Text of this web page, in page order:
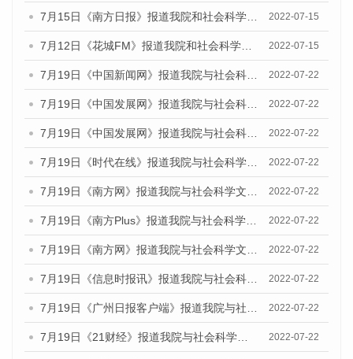
7月15日《南方日报》报道我院和社会科学文献出版社联合发布的《广州蓝皮书：广州数字经济发展报告（2022）》的媒体文章 2022-07-15
7月12日《花城FM》报道我院和社会科学文献出版社联合发布的《广州蓝皮书：广州数字经济发展报告（2022）》的媒体文章 2022-07-15
7月19日《中国新闻网》报道我院与社会科学文献出版社联合发布《广州蓝皮书：广州城乡融合发展报告(2022)》的媒体文章 2022-07-22
7月19日《中国发展网》报道我院与社会科学文献出版社联合发布《广州蓝皮书：广州城乡融合发展报告(2022)》的媒体文章 2022-07-22
7月19日《中国发展网》报道我院与社会科学文献出版社联合发布《广州蓝皮书：广州城乡融合发展报告(2022)》的媒体文章 2022-07-22
7月19日《时代在线》报道我院与社会科学文献出版社联合发布《广州蓝皮书：广州城乡融合发展报告(2022)》的媒体文章 2022-07-22
7月19日《南方网》报道我院与社会科学文献出版社联合发布《广州蓝皮书：广州城乡融合发展报告(2022)》的媒体文章 2022-07-22
7月19日《南方Plus》报道我院与社会科学文献出版社联合发布《广州蓝皮书：广州城乡融合发展报告(2022)》的媒体文章 2022-07-22
7月19日《南方网》报道我院与社会科学文献出版社联合发布《广州蓝皮书：广州城乡融合发展报告(2022)》的媒体文章 2022-07-22
7月19日《信息时报讯》报道我院与社会科学文献出版社联合发布《广州蓝皮书：广州城乡融合发展报告(2022)》的媒体文章 2022-07-22
7月19日《广州日报客户端》报道我院与社会科学文献出版社联合发布《广州蓝皮书：广州城乡融合发展报告(2022)》的媒体文章 2022-07-22
7月19日《21财经》报道我院与社会科学文献出版社联合发布《广州蓝皮书：广州城乡融合发展报告(2022)》的媒体文章 2022-07-22